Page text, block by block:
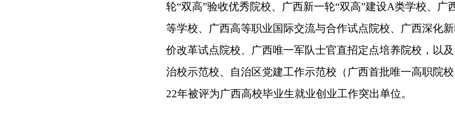
轮“双高”验收优秀院校、广西新一轮“双高”建设A类学校、广
等学校、广西高等职业国际交流与合作试点院校、广西深化
价改革试点院校、广西唯一军队士官直招定点培养院校，以
治校示范校、自治区党建工作示范校（广西首批唯一高职院
22年被评为广西高校毕业生就业创业工作突出单位。